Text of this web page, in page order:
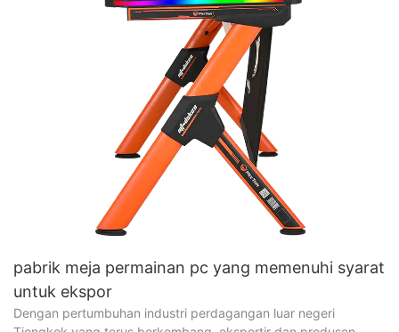
pabrik meja permainan pc yang memenuhi syarat
untuk ekspor
Dengan pertumbuhan industri perdagangan luar negeri